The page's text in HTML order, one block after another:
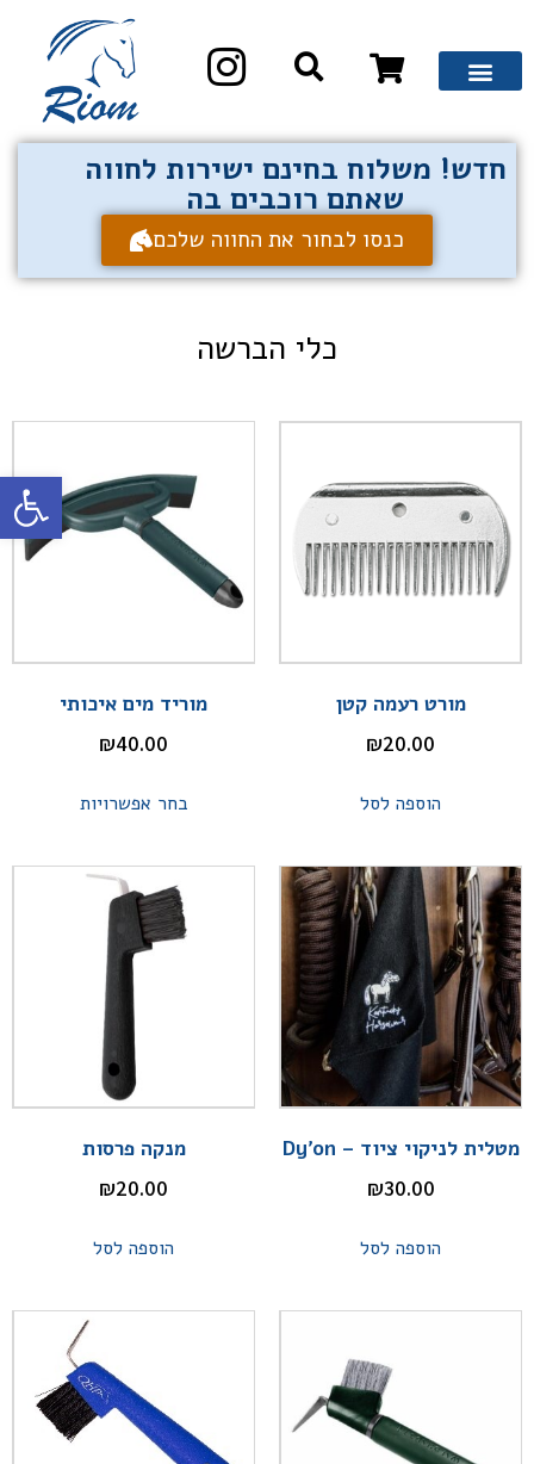
פתח
חדש! משלוח בחינם ישירות לחווה
שאתם רוכבים בה
כנסו לבחור את החווה שלכם
כלי הברשה
מורט רעמה קטן
₪20.00
הוספה לסל
מוריד מים איכותי
₪40.00
בחר אפשרויות
מטלית לניקוי ציוד – Dy'on
₪30.00
הוספה לסל
מנקה פרסות
₪20.00
הוספה לסל